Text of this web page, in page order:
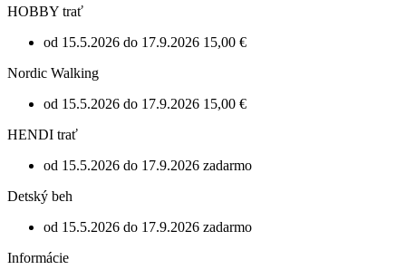
HOBBY trať
od 15.5.2026 do 17.9.2026 15,00 €
Nordic Walking
od 15.5.2026 do 17.9.2026 15,00 €
HENDI trať
od 15.5.2026 do 17.9.2026 zadarmo
Detský beh
od 15.5.2026 do 17.9.2026 zadarmo
Informácie